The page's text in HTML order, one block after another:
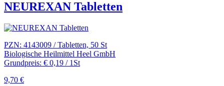
NEUREXAN Tabletten
PZN: 4143009 / Tabletten, 50 St
Biologische Heilmittel Heel GmbH
Grundpreis: € 0,19 / 1St
9,70 €